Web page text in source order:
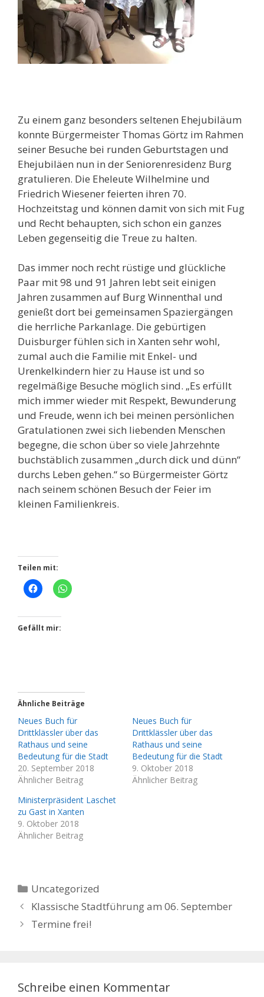
Zu einem ganz besonders seltenen Ehejubiläum
konnte Bürgermeister Thomas Görtz im Rahmen
seiner Besuche bei runden Geburtstagen und
Ehejubiläen nun in der Seniorenresidenz Burg
gratulieren. Die Eheleute Wilhelmine und
Friedrich Wiesener feierten ihren 70.
Hochzeitstag und können damit von sich mit Fug
und Recht behaupten, sich schon ein ganzes
Leben gegenseitig die Treue zu halten.
Das immer noch recht rüstige und glückliche
Paar mit 98 und 91 Jahren lebt seit einigen
Jahren zusammen auf Burg Winnenthal und
genießt dort bei gemeinsamen Spaziergängen
die herrliche Parkanlage. Die gebürtigen
Duisburger fühlen sich in Xanten sehr wohl,
zumal auch die Familie mit Enkel- und
Urenkelkindern hier zu Hause ist und so
regelmäßige Besuche möglich sind. „Es erfüllt
mich immer wieder mit Respekt, Bewunderung
und Freude, wenn ich bei meinen persönlichen
Gratulationen zwei sich liebenden Menschen
begegne, die schon über so viele Jahrzehnte
buchstäblich zusammen „durch dick und dünn“
durchs Leben gehen.“ so Bürgermeister Görtz
nach seinem schönen Besuch der Feier im
kleinen Familienkreis.
Teilen mit:
Gefällt mir:
Ähnliche Beiträge
Neues Buch für
Drittklässler über das
Rathaus und seine
Bedeutung für die Stadt
20. September 2018
Ähnlicher Beitrag
Neues Buch für
Drittklässler über das
Rathaus und seine
Bedeutung für die Stadt
9. Oktober 2018
Ähnlicher Beitrag
Ministerpräsident Laschet
zu Gast in Xanten
9. Oktober 2018
Ähnlicher Beitrag
Kategorien
Uncategorized
Klassische Stadtführung am 06. September
Termine frei!
Schreibe einen Kommentar